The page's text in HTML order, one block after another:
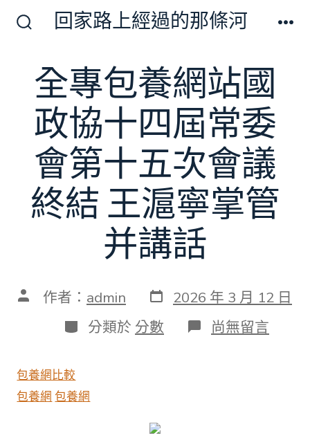
換
開
關
回家路上經過的那條河
全專包養網站國
政協十四屆常委
會第十五次會議
終結 王滬寧掌管
并講話
文 作者： admin 發
表
日
期
2026 年 3 月 12 日
分
類
分類於 分數 在
〈全
尚無留言
包養網比較
包養網 包養網